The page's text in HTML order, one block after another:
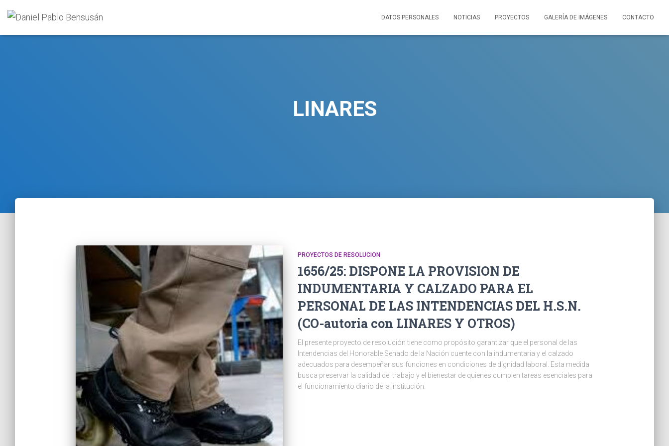
DATOS PERSONALES NOTICIAS PROYECTOS GALERÍA DE IMÁGENES CONTACTO
LINARES
PROYECTOS DE RESOLUCION
1656/25: DISPONE LA PROVISION DE
INDUMENTARIA Y CALZADO PARA EL
PERSONAL DE LAS INTENDENCIAS DEL H.S.N.
(CO-autoria con LINARES Y OTROS)
El presente proyecto de resolución tiene como propósito garantizar que el personal de las
Intendencias del Honorable Senado de la Nación cuente con la indumentaria y el calzado
adecuados para desempeñar sus funciones en condiciones de dignidad laboral. Esta medida
busca preservar la calidad del trabajo y el bienestar de quienes cumplen tareas esenciales para
el funcionamiento diario de la institución.